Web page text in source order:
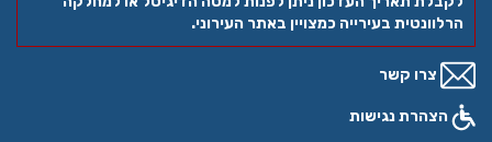
הרלוונטית בעירייה כמצויין באתר העירוני.
צרו קשר
הצהרת נגישות